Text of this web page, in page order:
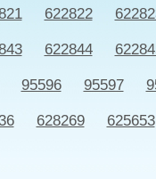
622822
622844
95596 95597
628269 625653